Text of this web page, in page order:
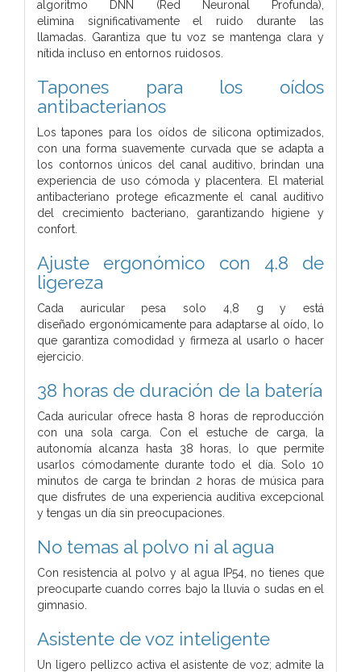
algoritmo DNN (Red Neuronal Profunda),
elimina significativamente el ruido durante las
llamadas. Garantiza que tu voz se mantenga clara y
nítida incluso en entornos ruidosos.
Tapones para los oídos
antibacterianos
Los tapones para los oídos de silicona optimizados,
con una forma suavemente curvada que se adapta a
los contornos únicos del canal auditivo, brindan una
experiencia de uso cómoda y placentera.
El material
antibacteriano protege eficazmente el canal auditivo
del crecimiento bacteriano, garantizando higiene y
confort.
Ajuste ergonómico con 4.8 de
ligereza
Cada auricular pesa solo 4,8 g y está
diseñado ergonómicamente para adaptarse al oído,
lo
que garantiza comodidad y firmeza al usarlo o hacer
ejercicio.
38 horas de duración de la batería
Cada auricular ofrece hasta 8 horas de reproducción
con una sola carga. Con el estuche de carga,
la
autonomía alcanza hasta 38 horas, lo que permite
usarlos cómodamente durante todo el día. Solo 10
minutos de carga te brindan 2 horas de música para
que disfrutes de una experiencia auditiva excepcional
y tengas un día sin preocupaciones.
No temas al polvo ni al agua
Con resistencia al polvo y al agua IP54, no tienes que
preocuparte cuando corres bajo la lluvia o sudas en el
gimnasio.
Asistente de voz inteligente
Un ligero pellizco activa el asistente de voz;admite la